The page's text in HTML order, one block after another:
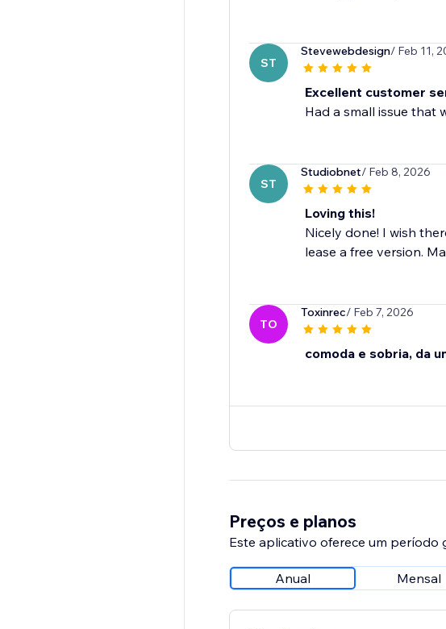
ST
Stevewebdesign/ Feb 11,
Excellent customer
Had a small issue that
ST
Studiobnet/ Feb 8, 2026
Loving this!
Nicely done! I wish
lease a free version.
TO
Toxinrec/ Feb 7, 2026
comoda e sobria, da
Preços e planos
Este aplicativo oferece um período
Anual Mensal